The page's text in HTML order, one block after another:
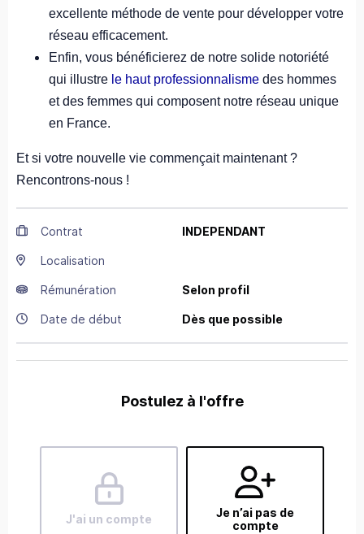
excellente méthode de vente pour développer votre
réseau efficacement.
Enfin, vous bénéficierez de notre solide notoriété
qui illustre le haut professionnalisme des hommes
et des femmes qui composent notre réseau unique
en France.
Et si votre nouvelle vie commençait maintenant ?
Rencontrons-nous !
Contrat INDEPENDANT
Localisation
Rémunération Selon profil
Date de début Dès que possible
Postulez à l'offre
J'ai un compte
Je n’ai pas de
compte